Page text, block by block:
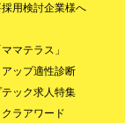
採用検討企業様へ
マテラス」
アップ適性診断
ック求人特集
クラアワード